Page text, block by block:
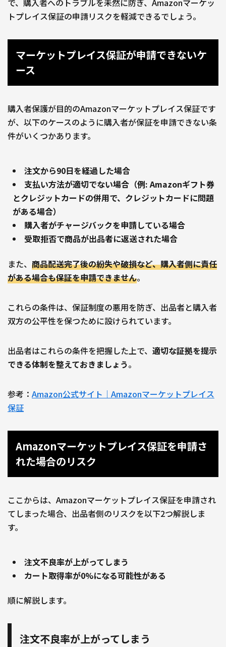
で、購入者へのトラブルを未然に防ぎ、Amazonマーケッ
トプレイス保証の申請リスクを軽減できるでしょう。
マーケットプレイス保証が申請できないケ
ース
購入者保護が目的のAmazonマーケットプレイス保証です
が、以下のケースのように購入者が保証を申請できない条
件がいくつかあります。
注文から90日を経過した場合
支払い方法が適切でない場合（例: Amazonギフト券
とクレジットカードの併用で、クレジットカードに問題
がある場合）
購入者がチャージバックを申請している場合
受取拒否で商品が出品者に返送された場合
また、 商品配送完了後の紛失や破損など、購入者側に責任
がある場合も保証を申請できません。
これらの条件は、保証制度の悪用を防ぎ、出品者と購入者
双方の公平性を保つために設けられています。
出品者はこれらの条件を把握した上で、 適切な証拠を提示
できる体制を整えておきましょう。
参考： Amazon公式サイト｜Amazonマーケットプレイス
保証
Amazonマーケットプレイス保証を申請さ
れた場合のリスク
ここからは、Amazonマーケットプレイス保証を申請され
てしまった場合、出品者側のリスクを以下2つ解説しま
す。
注文不良率が上がってしまう
カート取得率が0%になる可能性がある
順に解説します。
注文不良率が上がってしまう